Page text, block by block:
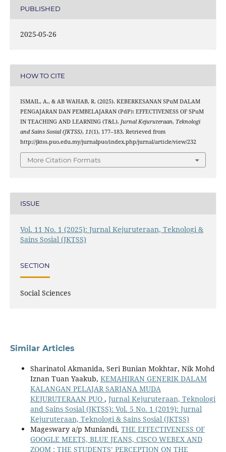
PUBLISHED
2025-05-26
HOW TO CITE
ISMAIL, A., & AB WAHAB, R. (2025). KEBERKESANAN SPuM DALAM
PENGAJARAN DAN PEMBELAJARAN (PdP): EFFECTIVENESS OF SPuM
IN TEACHING AND LEARNING (T&L). Jurnal Kejuruteraan, Teknologi
and Sains Sosial (JKTSS), 11(1), 177–183. Retrieved from
http://jktss.puo.edu.my/jurnalpuo/index.php/jurnal/article/view/232
More Citation Formats
ISSUE
Vol. 11 No. 1 (2025): Jurnal Kejuruteraan, Teknologi &
Sains Sosial (JKTSS)
SECTION
Social Sciences
Similar Articles
Sharinatol Akmanida, Seri Bunian Mokhtar, Nik Mohd
Iznan Tuan Yaakub, KEMAHIRAN GENERIK DALAM
KALANGAN PELAJAR SARJANA MUDA
KEJURUTERAAN PUO , Jurnal Kejuruteraan, Teknologi
and Sains Sosial (JKTSS): Vol. 5 No. 1 (2019): Jurnal
Kejuruteraan, Teknologi & Sains Sosial (JKTSS)
Mageswary a/p Muniandi, THE EFFECTIVENESS OF
GOOGLE MEETS, BLUE JEANS, CISCO WEBEX AND
ZOOM : THE STUDENTS’ PERCEPTION ON THE